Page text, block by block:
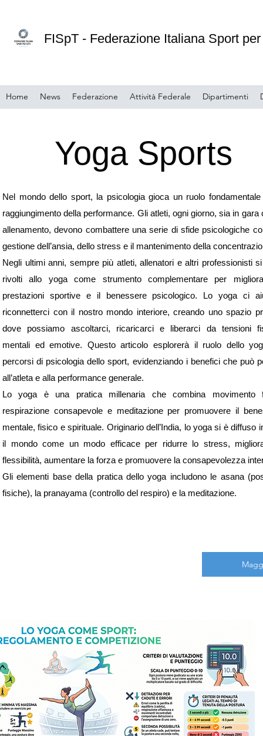
FISpT - Federazione Italiana Sport
Home News Federazione Attività Federale Dipartimenti
Yoga Sports
Nel mondo dello sport, la psicologia gioca un ruolo
raggiungimento della performance. Gli atleti, ogni giorno, sia in gara
allenamento, devono combattere una serie di sfide psicologiche
gestione dell’ansia, dello stress e il mantenimento della
Negli ultimi anni, sempre più atleti, allenatori e altri professionisti
rivolti allo yoga come strumento complementare per
prestazioni sportive e il benessere psicologico. Lo yoga ci
riconnetterci con il nostro mondo interiore, creando uno spazio
dove possiamo ascoltarci, ricaricarci e liberarci da tensioni
mentali ed emotive. Questo articolo esplorerà il ruolo dello
percorsi di psicologia dello sport, evidenziando i benefici che può
all’atleta e alla performance generale.
Lo yoga è una pratica millenaria che combina movimento
respirazione consapevole e meditazione per promuovere il
mentale, fisico e spirituale. Originario dell’India, lo yoga si è diffuso
il mondo come un modo efficace per ridurre lo stress,
flessibilità, aumentare la forza e promuovere la consapevolezza
Gli elementi base della pratica dello yoga includono le asana
fisiche), la pranayama (controllo del respiro) e la meditazione.